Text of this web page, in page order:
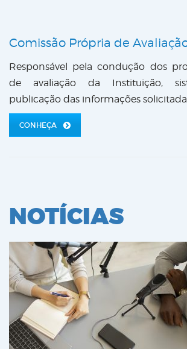
Comissão Própria de
Responsável pela condução dos
de avaliação da Instituição,
publicação das informações
CONHEÇA
NOTÍCIAS